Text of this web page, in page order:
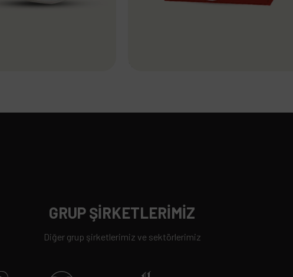
GRUP ŞİRKETLERİMİZ
Diğer grup şirketlerimiz ve sektörlerimiz